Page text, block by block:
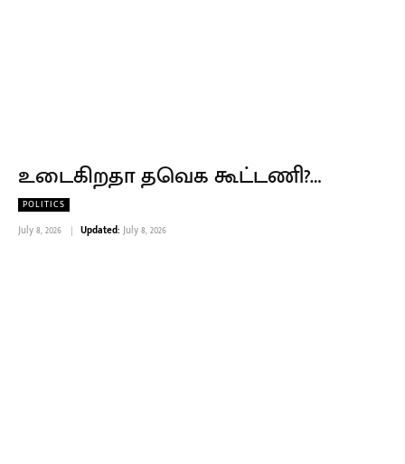
உடைகிறதா தவெக கூட்டணி?…
POLITICS
July 8, 2026 Updated: July 8, 2026